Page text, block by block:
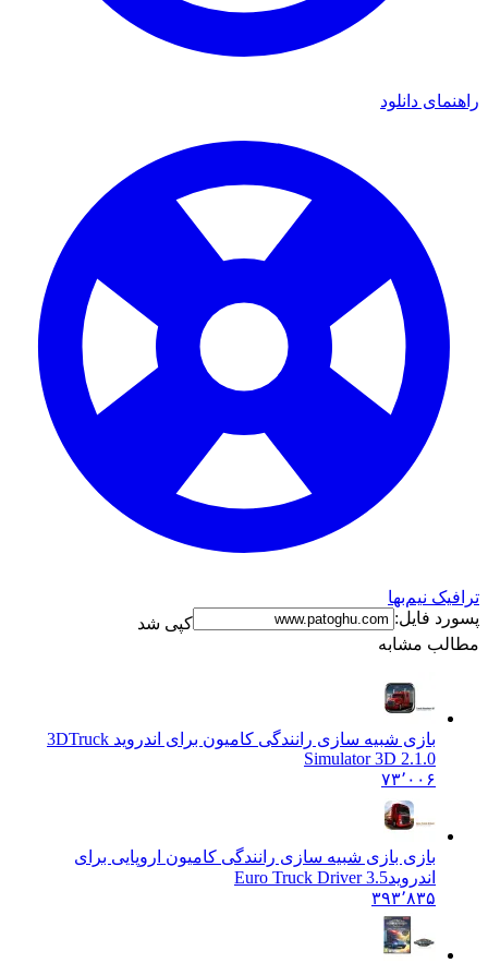
راهنمای دانلود
ترافیک نیم‌بها
پسورد فایل:
کپی شد
مطالب مشابه
بازی شبیه سازی رانندگی کامیون برای اندروید 3D Truck
Simulator 3D 2.1.0
۷۳٬۰۰۶
بازی بازی شبیه سازی رانندگی کامیون اروپایی برای
اندرویدEuro Truck Driver 3.5
۳۹۳٬۸۳۵